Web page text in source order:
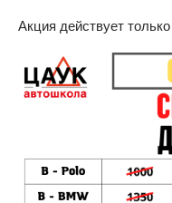
Акция действует только